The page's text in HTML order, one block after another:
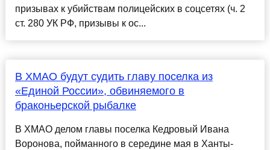
призывах к убийствам полицейских в соцсетях (ч. 2
ст. 280 УК РФ, призывы к ос...
В ХМАО будут судить главу поселка из
«Единой России», обвиняемого в
браконьерской рыбалке
В ХМАО делом главы поселка Кедровый Ивана
Воронова, пойманного в середине мая в Ханты-